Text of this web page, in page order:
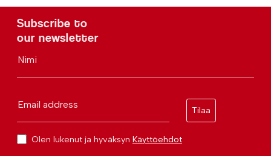
Subscribe to
our newsletter
Nimi
Email address
Tilaa
Olen lukenut ja hyväksyn Käyttöehdot